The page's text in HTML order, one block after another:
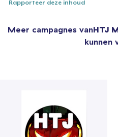
Rapporteer deze inhoud
Meer campagnes vanHTJ
kunnen